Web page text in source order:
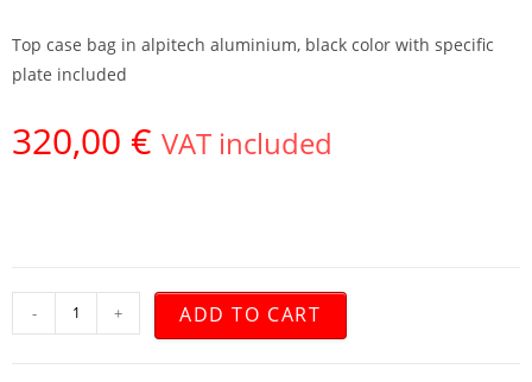
Top case bag in alpitech aluminium, black color with specific
plate included
320,00 € VAT included
- + ADD TO CART